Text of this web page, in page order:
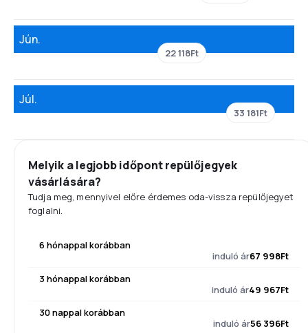
Jún.
22 118Ft
Júl.
33 181Ft
Melyik a legjobb időpont repülőjegyek
vásárlására?
Tudja meg, mennyivel előre érdemes oda-vissza repülőjegyet
foglalni.
6 hónappal korábban
induló ár67 998Ft
3 hónappal korábban
induló ár49 967Ft
30 nappal korábban
induló ár56 396Ft